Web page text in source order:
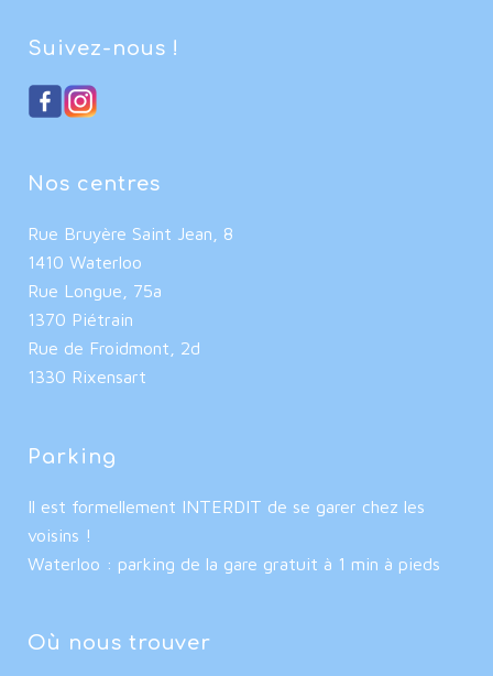
Suivez-nous !
Nos centres
Rue Bruyère Saint Jean, 8
1410 Waterloo
Rue Longue, 75a
1370 Piétrain
Rue de Froidmont, 2d
1330 Rixensart
Parking
Il est formellement INTERDIT de se garer chez les
voisins !
Waterloo : parking de la gare gratuit à 1 min à pieds
Où nous trouver